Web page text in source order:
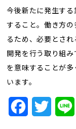
動
支
ト
社
今後新たに発生す
すること。働き方
るため、必要とさ
開発を行う取り組
を意味することが
います。
FacebookTwitter